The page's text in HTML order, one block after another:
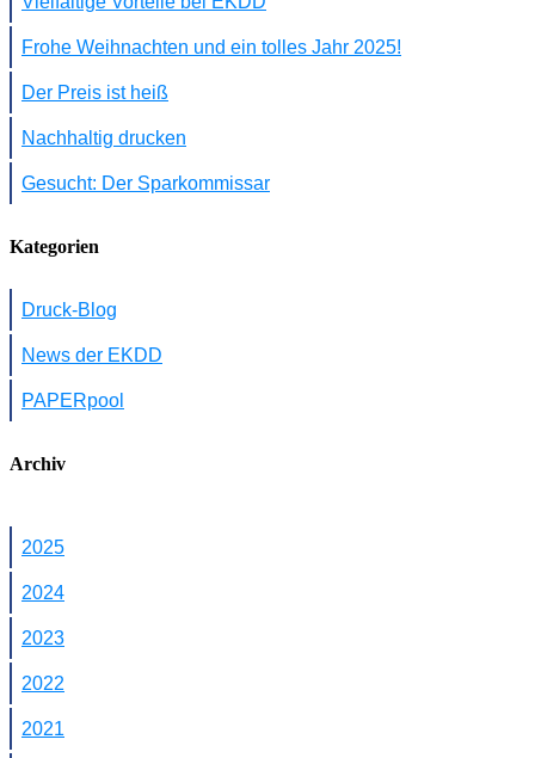
Frohe Weihnachten und ein tolles Jahr 2025!
Der Preis ist heiß
Nachhaltig drucken
Gesucht: Der Sparkommissar
Kategorien
Druck-Blog
News der EKDD
PAPERpool
Archiv
2025
2024
2023
2022
2021